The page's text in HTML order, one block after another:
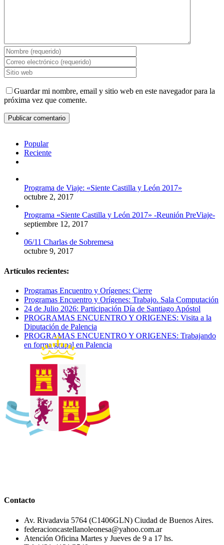
Guardar mi nombre, email y sitio web en este navegador para la
próxima vez que comente.
Popular
Reciente
Programa de Viaje: «Siente Castilla y León 2017»
octubre 2, 2017
Programa «Siente Castilla y León 2017» -Reunión PreViaje-
septiembre 12, 2017
06/11 Charlas de Sobremesa
octubre 9, 2017
Artículos recientes:
Programas Encuentro y Orígenes: Cierre
Programas Encuentro y Orígenes: Trabajo. Sala Computación
24 de Julio 2026: Participación Día de Santiago Apóstol
PROGRAMAS ENCUENTRO Y ORIGENES: Visita a la
Diputación de Palencia
PROGRAMAS ENCUENTRO Y ORIGENES: Trabajando
en forma grupal en Palencia
Contacto
Av. Rivadavia 5764 (C1406GLN) Ciudad de Buenos Aires.
federacioncastellanoleonesa@yahoo.com.ar
Atención Oficina Martes y Jueves de 9 a 17 hs.